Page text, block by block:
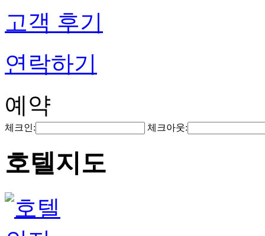
고객 후기
연락하기
예약
체크인: 체크아웃:
호텔지도